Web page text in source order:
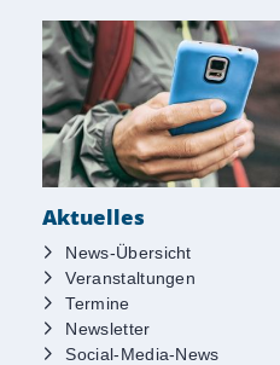
Aktuelles
News-Übersicht
Veranstaltungen
Termine
Newsletter
Social-Media-News